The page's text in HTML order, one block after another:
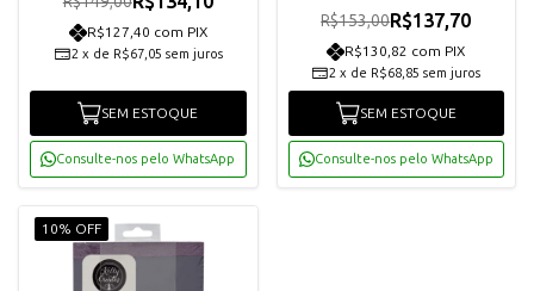
R$127,40 com PIX
2 x de R$67,05 sem juros
SEM ESTOQUE
Consulte-nos pelo WhatsApp
R$153,00R$137,70
R$130,82 com PIX
2 x de R$68,85 sem juros
SEM ESTOQUE
Consulte-nos pelo WhatsApp
10% OFF